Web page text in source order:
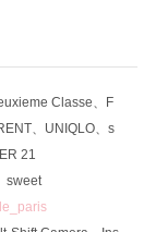
Classe、F
、UNIQLO、s
21
sweet